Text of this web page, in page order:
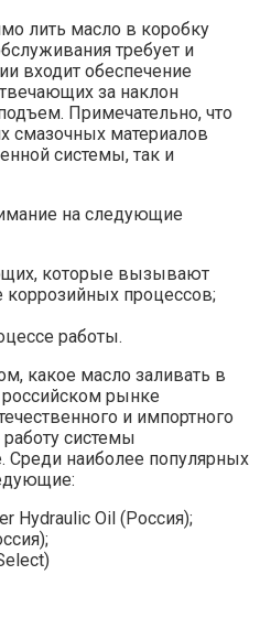
лить масло в коробку
требует и
входит обеспечение
за наклон
Примечательно, что
смазочных материалов
системы, так и
на следующие
которые вызывают
коррозийных процессов;
работы.
какое масло заливать в
российском рынке
и импортного
системы
Среди наиболее популярных
Hydraulic Oil (Россия);